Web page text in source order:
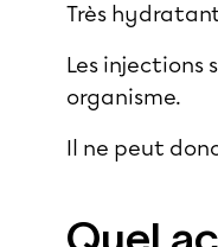
Très
Les injections
organisme.
Il ne peut
Quel